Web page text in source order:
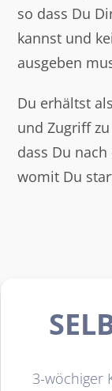
so dass Du
kannst und
ausgeben
Du erhältst
und Zugriff
dass Du
womit Du
3-wöchiger